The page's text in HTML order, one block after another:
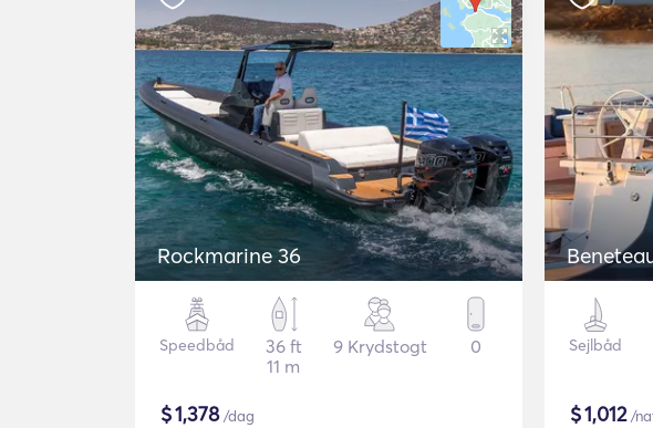
Rockmarine 36
Speedbåd
36 ft
11 m
9 Krydstogt 0
$1,378/dag
Sejlbåd
$1,012/